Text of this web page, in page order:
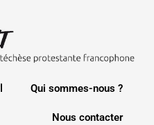
Qui sommes-nous ?
Nous contacter